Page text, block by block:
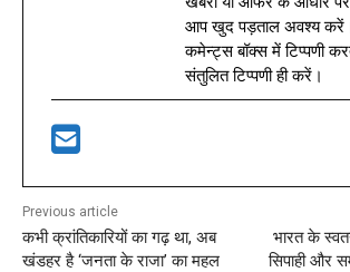
आप खुद पड़ताल अवश्य
कमेन्ट्स बॉक्स में टिप्पणी
संतुलित टिप्पणी ही करें।
Previous article
कभी क्रांतिकारियों का गढ़ था, अब
खंडहर है ‘जनता के राजा’ का महल
भारत के
सिपाही और